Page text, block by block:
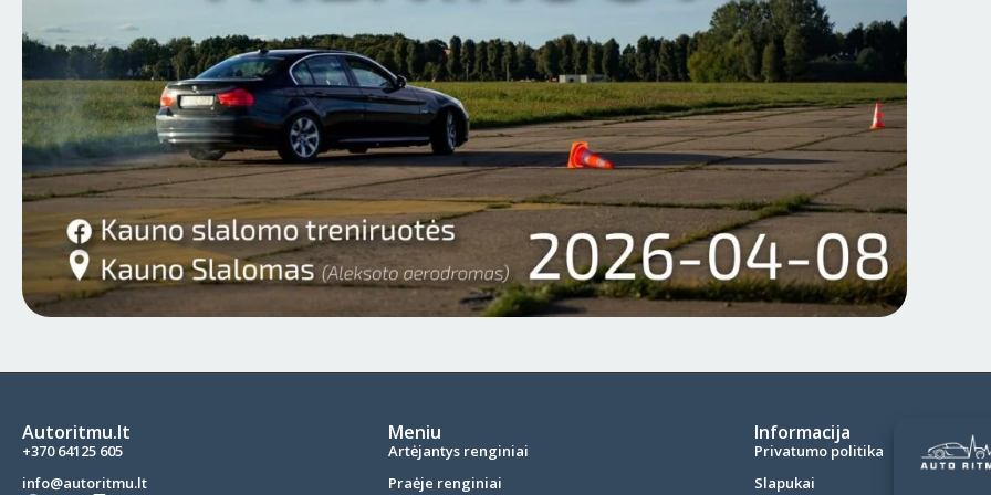
Autoritmu.lt
+370 64125 605
info@autoritmu.lt
Meniu
Artėjantys renginiai
Praėje renginiai
Informacija
Privatumo politika
Slapukai